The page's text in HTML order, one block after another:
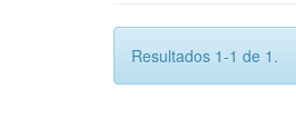
Resultados 1-1 de 1.